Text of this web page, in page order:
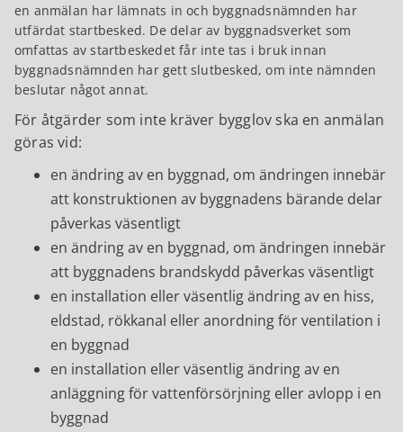
en anmälan har lämnats in och byggnadsnämnden har
utfärdat startbesked. De delar av byggnadsverket som
omfattas av startbeskedet får inte tas i bruk innan
byggnadsnämnden har gett slutbesked, om inte nämnden
beslutar något annat.
För åtgärder som inte kräver bygglov ska en anmälan
göras vid:
en ändring av en byggnad, om ändringen innebär
att konstruktionen av byggnadens bärande delar
påverkas väsentligt
en ändring av en byggnad, om ändringen innebär
att byggnadens brandskydd påverkas väsentligt
en installation eller väsentlig ändring av en hiss,
eldstad, rökkanal eller anordning för ventilation i
en byggnad
en installation eller väsentlig ändring av en
anläggning för vattenförsörjning eller avlopp i en
byggnad